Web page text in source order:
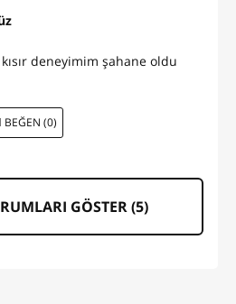
deneyimim şahane oldu
BEĞEN (0)
GÖSTER (5)